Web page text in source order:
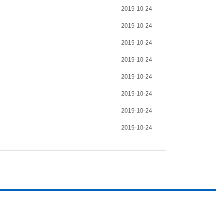
2019-10-24
2019-10-24
2019-10-24
2019-10-24
2019-10-24
2019-10-24
2019-10-24
2019-10-24